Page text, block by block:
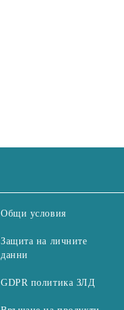
Общи условия
Защита на личните
данни
GDPR политика ЗЛД